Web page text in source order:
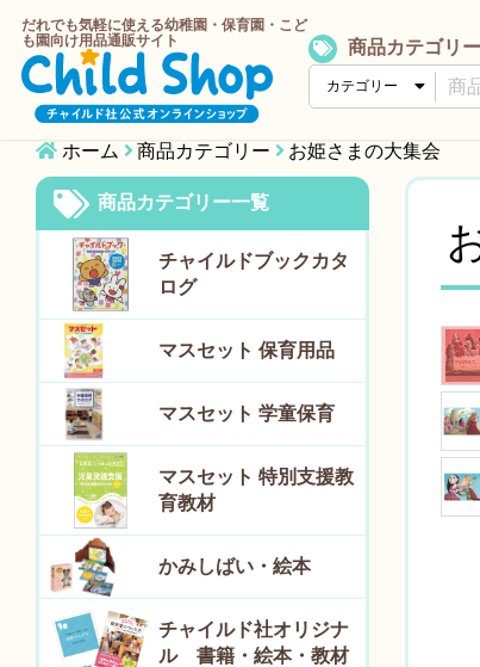
だれでも気軽に使える幼稚園・保育園・こど
も園向け用品通販サイト
商品カテゴリ
ホーム 商品カテゴリー お姫さまの大集会
商品カテゴリー一覧
チャイルドブックカタ
ログ
マスセット 保育用品
マスセット 学童保育
マスセット 特別支援教
育教材
かみしばい・絵本
チャイルド社オリジナ
ル 書籍・絵本・教材